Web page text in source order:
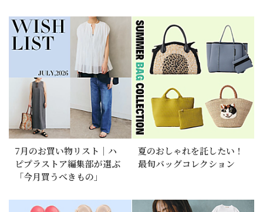
7月のお買い物リスト｜ハ
ピプラストア編集部が選ぶ
「今月買うべきもの」
夏のおしゃれを託したい！
最旬バッグコレクション